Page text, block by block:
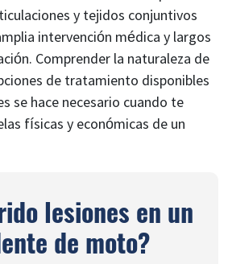
y tejidos conjuntivos
intervención médica y largos
Comprender la naturaleza de
de tratamiento disponibles
se hace necesario cuando te
físicas y económicas de un
lesiones en un
de moto?